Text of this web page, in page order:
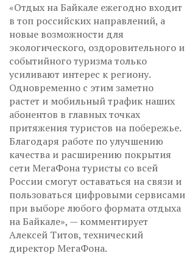
«Отдых на Байкале ежегодно входит
в топ российских направлений, а
новые возможности для
экологического, оздоровительного и
событийного туризма только
усиливают интерес к региону.
Одновременно с этим заметно
растет и мобильный трафик наших
абонентов в главных точках
притяжения туристов на побережье.
Благодаря работе по улучшению
качества и расширению покрытия
сети МегаФона туристы со всей
России смогут оставаться на связи и
пользоваться цифровыми сервисами
при выборе любого формата отдыха
на Байкале», — комментирует
Алексей Титов, технический
директор МегаФона.